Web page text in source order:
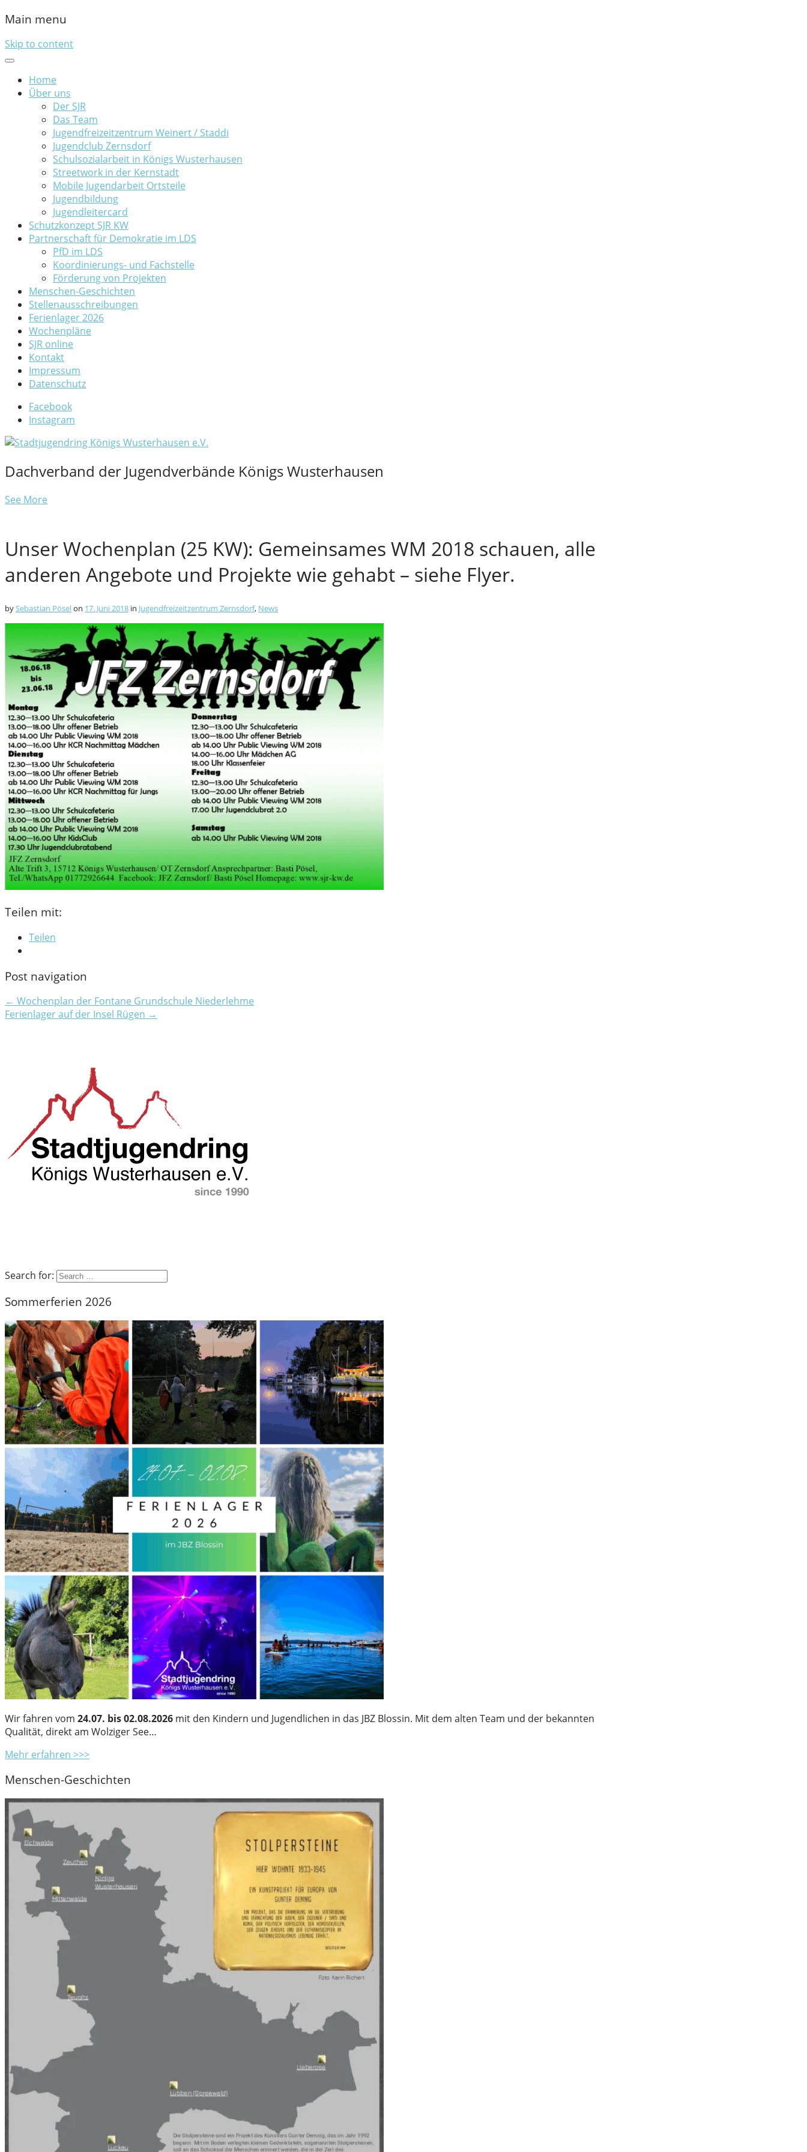
Main menu
Skip to content
Home
Über uns
Der SJR
Das Team
Jugendfreizeitzentrum Weinert / Staddi
Jugendclub Zernsdorf
Schulsozialarbeit in Königs Wusterhausen
Streetwork in der Kernstadt
Mobile Jugendarbeit Ortsteile
Jugendbildung
Jugendleitercard
Schutzkonzept SJR KW
Partnerschaft für Demokratie im LDS
PfD im LDS
Koordinierungs- und Fachstelle
Förderung von Projekten
Menschen-Geschichten
Stellenausschreibungen
Ferienlager 2026
Wochenpläne
SJR online
Kontakt
Impressum
Datenschutz
Facebook
Instagram
Dachverband der Jugendverbände Königs Wusterhausen
See More
Unser Wochenplan (25 KW): Gemeinsames WM 2018 schauen, alle
anderen Angebote und Projekte wie gehabt – siehe Flyer.
bySebastian Pöselon 17. Juni 2018 in Jugendfreizeitzentrum Zernsdorf, News
Teilen mit:
Teilen
Post navigation
← Wochenplan der Fontane Grundschule Niederlehme
Ferienlager auf der Insel Rügen →
Search for:
Sommerferien 2026
Wir fahren vom 24.07. bis 02.08.2026 mit den Kindern und Jugendlichen in das JBZ Blossin. Mit dem alten Team und der bekannten
Qualität, direkt am Wolziger See…
Mehr erfahren >>>
Menschen-Geschichten